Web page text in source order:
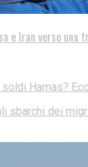
e Iran verso una
soldi Hamas?
sbarchi dei